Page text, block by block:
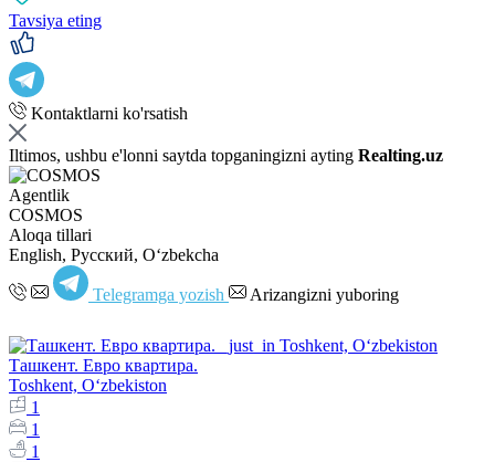
Tavsiya eting
Kontaktlarni ko'rsatish
Iltimos, ushbu e'lonni saytda topganingizni ayting Realting.uz
Agentlik
COSMOS
Aloqa tillari
English, Русский, Oʻzbekcha
Telegramga yozish Arizangizni yuboring
Ташкент. Евро квартира.
Toshkent, Oʻzbekiston
1
1
1